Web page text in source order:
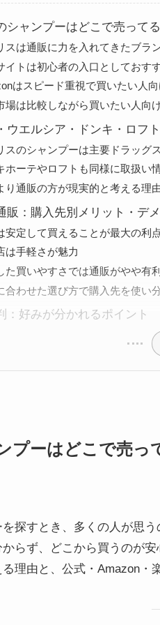
シャンプーはどこで売って
スは通販に力を入れてきたブラ
イトは初心者の入口としておす
はスピード重視で買いたい人向
場は比較しながら買いたい人向
ウエルシア・ドンキ・ロフ
スのシャンプーは主要ドラッグ
ホーテやロフトも同様に取扱い
り通販の方が現実的と考える理
販：購入先別メリット・デ
安定して買えることが最大の利
は手軽さが魅力
た買いやすさでは通販がやや有利
合わせた選び方で購入先を使い
：好みが分かれるポイント
プーはどこで売っ
探すとき、多くの人が思
らず、どこから買うのが
理由と、公式・Amazon